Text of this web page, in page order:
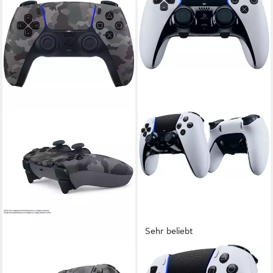
PS5 Controller Original
Sehr beliebt
PLAYSTATION 5
PS5 DualSense Edge